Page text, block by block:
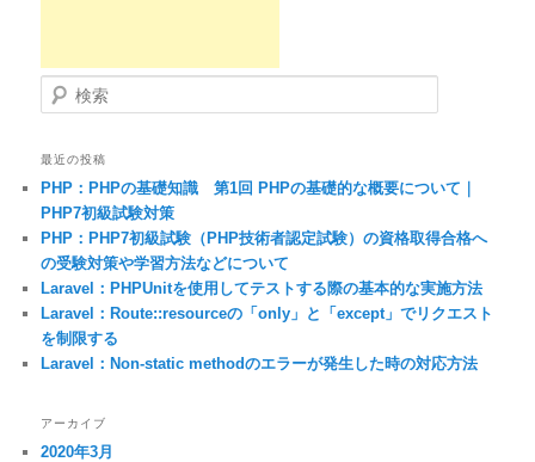
検索
最近の投稿
PHP：PHPの基礎知識 第1回 PHPの基礎的な概要について｜
PHP7初級試験対策
PHP：PHP7初級試験（PHP技術者認定試験）の資格取得合格へ
の受験対策や学習方法などについて
Laravel：PHPUnitを使用してテストする際の基本的な実施方法
Laravel：Route::resourceの「only」と「except」でリクエスト
を制限する
Laravel：Non-static methodのエラーが発生した時の対応方法
アーカイブ
2020年3月